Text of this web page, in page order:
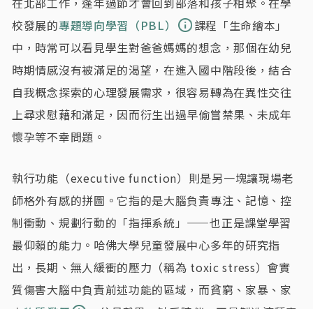
校發展的專題導向學習（PBL）
課程「生命繪本」
中，時常可以看見學生對爸爸媽媽的想念，那個在幼兒
時期情感沒有被滿足的渴望，在進入國中階段後，結合
自我概念探索的心理發展需求，很容易轉為在異性交往
上尋求慰藉和滿足，因而衍生出過早偷嘗禁果、未成年
懷孕等不幸問題。
執行功能（executive function）則是另一塊讓現場老
師格外有感的拼圖。它指的是大腦負責專注、記憶、控
制衝動、規劃行動的「指揮系統」——也正是課堂學習
最仰賴的能力。哈佛大學兒童發展中心多年的研究指
出，長期、無人緩衝的壓力（稱為 toxic stress）會實
質傷害大腦中負責前述功能的區域，而貧窮、家暴、家